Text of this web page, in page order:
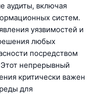
аудиты, включая
систем.
уязвимостей и
любых
посредством
непрерывный
критически важен
для